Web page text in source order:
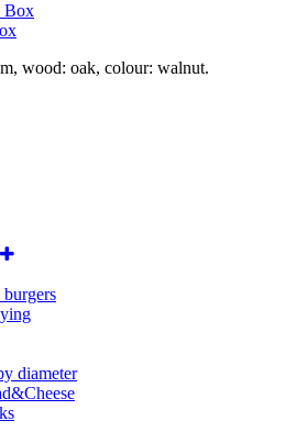
wood: oak, colour: walnut.
burgers
diameter